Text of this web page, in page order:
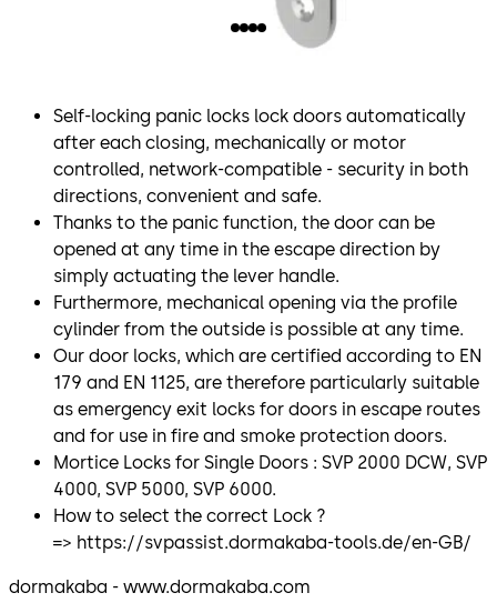
Self-locking panic locks lock doors automatically
after each closing, mechanically or motor
controlled, network-compatible - security in both
directions, convenient and safe.
Thanks to the panic function, the door can be
opened at any time in the escape direction by
simply actuating the lever handle.
Furthermore, mechanical opening via the profile
cylinder from the outside is possible at any time.
Our door locks, which are certified according to EN
179 and EN 1125, are therefore particularly suitable
as emergency exit locks for doors in escape routes
and for use in fire and smoke protection doors.
Mortice Locks for Single Doors : SVP 2000 DCW, SVP
4000, SVP 5000, SVP 6000.
How to select the correct Lock ?
=> https://svpassist.dormakaba-tools.de/en-GB/
dormakaba - www.dormakaba.com